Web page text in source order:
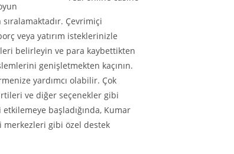
Çevrimiçi
veya yatırım isteklerinizle
belirleyin ve para kaybettikten
genişletmekten kaçının.
yardımcı olabilir. Çok
ve diğer seçenekler gibi
başladığında, Kumar
merkezleri gibi özel destek